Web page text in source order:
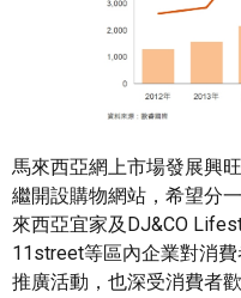
馬來西亞網上市場發展興
繼開設購物網站，希望分
來西亞宜家及DJ&CO
11street等區內企業對消
推廣活動，也深受消費者